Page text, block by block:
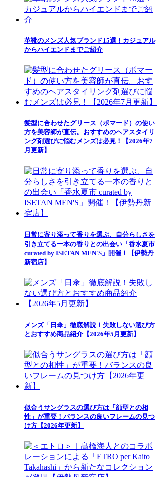
革靴のメンズ人気ブランド15選！カジュアル
からハイエンドまでご紹介
髪型に合わせたグリース（ポマード）の使い
方を美容師が直伝。おすすめのヘアスタイリ
ング剤選びに悩むメンズは必見！【2026年7
月更新】
日常に寄り添って香りを選ぶ、自分らしさを
引き立てる一本の香りとの出会い「香水夏市
curated by ISETAN MEN'S」開催！【伊勢丹
新宿店】
メンズ「日傘」徹底解説！失敗しない選び方
とおすすめ商品紹介【2026年5月更新】
似合うサングラスの選び方は「顔型との相
性」が重要！バランスの良いフレームの見つ
け方【2026年更新】